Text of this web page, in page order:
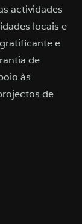
actividades
locais e
e
de
às
de